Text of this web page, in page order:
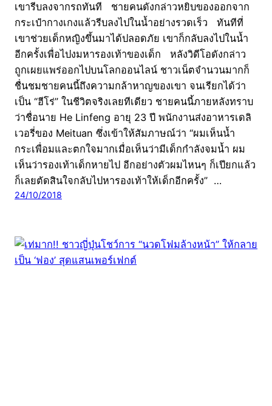
เขารีบลงจากรถทันที ชายคนดังกล่าวหยิบของออกจาก
กระเป๋ากางเกงแล้วรีบลงไปในน้ำอย่างรวดเร็ว ทันทีที่
เขาช่วยเด็กหญิงขึ้นมาได้ปลอดภัย เขาก็กลับลงไปในน้ำ
อีกครั้งเพื่อไปงมหารองเท้าของเด็ก หลังวิดีโอดังกล่าว
ถูกเผยแพร่ออกไปบนโลกออนไลน์ ชาวเน็ตจำนวนมากก็
ชื่นชมชายคนนี้ถึงความกล้าหาญของเขา จนเรียกได้ว่า
เป็น “ฮีโร่” ในชีวิตจริงเลยทีเดียว ชายคนนี้ภายหลังทราบ
ว่าชื่อนาย He Linfeng อายุ 23 ปี พนักงานส่งอาหารเดลิ
เวอรี่ของ Meituan ซึ่งเข้าให้สัมภาษณ์ว่า “ผมเห็นน้ำ
กระเพื่อมและตกใจมากเมื่อเห็นว่ามีเด็กกำลังจมน้ำ ผม
เห็นว่ารองเท้าเด็กหายไป อีกอย่างตัวผมไหนๆ ก็เปียกแล้ว
ก็เลยตัดสินใจกลับไปหารองเท้าให้เด็กอีกครั้ง” …
24/10/2018